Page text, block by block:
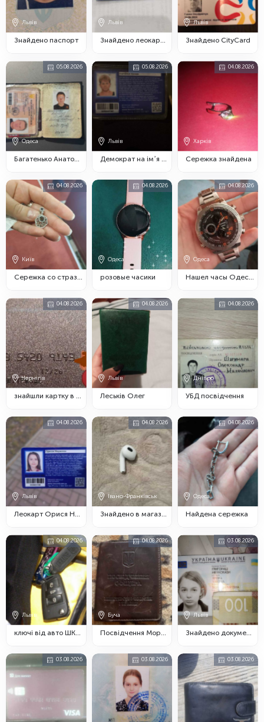
Львів
Знайдено паспорт
Львів
Знайдено леокарт в ТЦ Роксолана
Львів
Знайдено CityCard
05.08.2026
Одеса
05.08.2026
Львів
04.08.2026
Харків
Сережка знайдена
04.08.2026
Київ
Сережка со стразами
04.08.2026
Одеса
розовые часики
04.08.2026
Одеса
Нашел часы Одесса
04.08.2026
Чернігів
знайшли картку в районі ремзавод
04.08.2026
Львів
Леськів Олег
04.08.2026
Дніпро
УБД посвідчення
04.08.2026
Львів
Леокарт Орися Наумова
04.08.2026
Івано-Франківськ
Знайдено в магазині
04.08.2026
Одеса
Найдена сережка
04.08.2026
Львів
ключі від авто ШКОДА
04.08.2026
Буча
Посвідчення Морозюк Едуард Пртурович
03.08.2026
Львів
Знайдено документи
03.08.2026 03.08.2026 03.08.2026